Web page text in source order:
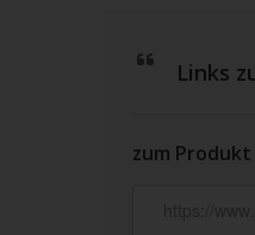
Links
zum Produkt